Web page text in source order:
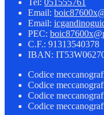
Email:
Email:
PEC:
C.F.: 91313540378
IBAN:
Codice
Codice
Codice
Codice